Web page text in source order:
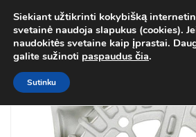
Atgal įKategorija
Siekiant užtikrinti kokybišką
svetainė naudoja slapukus (cookies).
naudokitės svetaine kaip įprastai.
galite sužinoti paspaudus čia.
Sutinku